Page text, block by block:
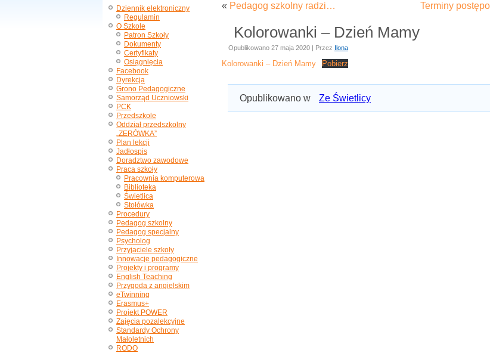
Dziennik elektroniczny
Regulamin
O Szkole
Patron Szkoły
Dokumenty
Certyfikaty
Osiągnięcia
Facebook
Dyrekcja
Grono Pedagogiczne
Samorząd Uczniowski
PCK
Przedszkole
Oddział przedszkolny
„ZERÓWKA”
Plan lekcji
Jadłospis
Doradztwo zawodowe
Praca szkoły
Pracownia komputerowa
Biblioteka
Świetlica
Stołówka
Procedury
Pedagog szkolny
Pedagog specjalny
Psycholog
Przyjaciele szkoły
Innowacje pedagogiczne
Projekty i programy
English Teaching
Przygoda z angielskim
eTwinning
Erasmus+
Projekt POWER
Zajęcia pozalekcyjne
Standardy Ochrony
Małoletnich
RODO
« Pedagog szkolny radzi… Terminy
Kolorowanki – Dzień Mamy
Opublikowano 27 maja 2020 | Przez Ilona
Kolorowanki – Dzień Mamy Pobierz
Opublikowano w Ze Świetlicy